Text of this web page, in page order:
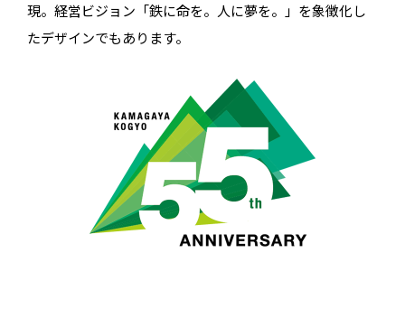
現。経営ビジョン「鉄に命を。人に夢を。」を象徴化し
たデザインでもあります。